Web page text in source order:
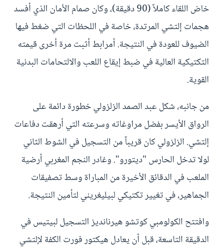
خاض اللقاء كاملاً (90 دقيقة)، وكان صمام الأمان الذي أفسد
هجمات إلتشي المرتدة، خاصة في اللحظات التي ضغط فيها
الضيوف للعودة في النتيجة. أمرابط أثبت مرة أخرى قيمته
التكتيكية العالية في ضبط إيقاع اللعب والالتحامات البدنية
القوية.
من جانبه، شكل عبد الصمد الزلزولي خطورة دائمة على
الرواق الأيسر بفضل مراوغاته وسرعته التي أرهقت دفاعات
إلتشي. الزلزولي كان قريباً من التسجيل في الشوط الثاني
لولا تدخل الحارس "ديتورو". وغادر النجم المغربي أرضية
الملعب في الدقائق الأخيرة من المباراة وسط تصفيقات
الجماهير، في تغيير تكتيكي لبيليغريني لتأمين النتيجة.
وافتتح الكولومبي كوتشو هيرنانديز التسجيل لبيتيس في
الدقيقة التاسعة، قبل أن يعادل هيكتور فورت الكفة لإلتشي